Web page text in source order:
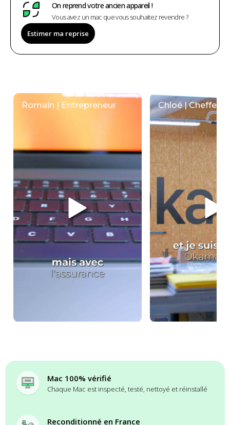
On reprend votre ancien appareil !
Vous avez un mac que vous souhaitez revendre ?
Estimer ma reprise
Mac 100% vérifié
Chaque Mac est inspecté, testé, nettoyé et réinstallé
Reconditionné en France